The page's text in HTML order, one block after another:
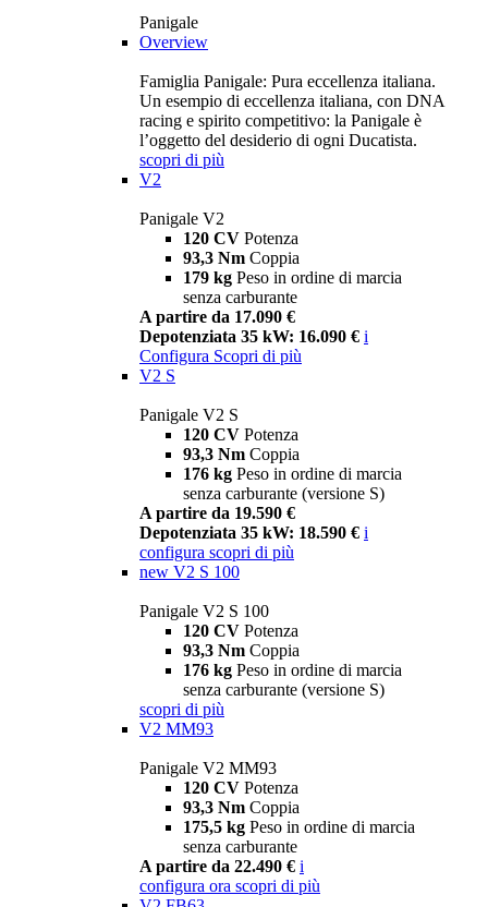
Panigale
Overview
Famiglia Panigale: Pura eccellenza italiana.
Un esempio di eccellenza italiana, con DNA
racing e spirito competitivo: la Panigale è
l’oggetto del desiderio di ogni Ducatista.
scopri di più
V2
Panigale V2
120 CV Potenza
93,3 Nm Coppia
179 kg Peso in ordine di marcia
senza carburante
A partire da 17.090 €
Depotenziata 35 kW: 16.090 € i
Configura Scopri di più
V2 S
Panigale V2 S
120 CV Potenza
93,3 Nm Coppia
176 kg Peso in ordine di marcia
senza carburante (versione S)
A partire da 19.590 €
Depotenziata 35 kW: 18.590 € i
configura scopri di più
new V2 S 100
Panigale V2 S 100
120 CV Potenza
93,3 Nm Coppia
176 kg Peso in ordine di marcia
senza carburante (versione S)
scopri di più
V2 MM93
Panigale V2 MM93
120 CV Potenza
93,3 Nm Coppia
175,5 kg Peso in ordine di marcia
senza carburante
A partire da 22.490 € i
configura ora scopri di più